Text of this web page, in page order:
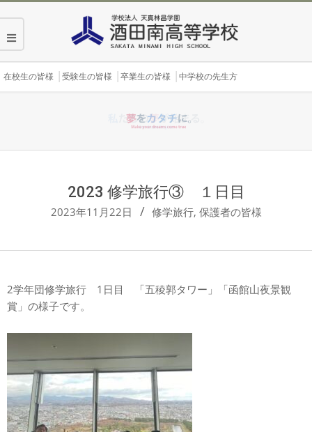
content
Secondary
在校生の皆様 受験生の皆様 卒業生の皆様 中学校の先生方
2023 修学旅行③ １日目
2023年11月22日 修学旅行, 保護者の皆様
2学年団修学旅行 1日目 「五稜郭タワー」「函館山夜景観
賞」の様子です。